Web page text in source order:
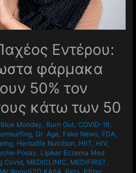
Εντέρου:
φάρμακα
50% τον
κάτω των 50
Blue Monday, Burn Out, COVID-19,
, Dr. Age, Fake News, FDA,
, Herbalife Nutrition, HIIT, HIV,
Posay, Lipikar Eczema Med
Covid, MEDICLINIC, MEDIFIRST,
Mε ΦροντίΖΩ ΚΑΛΑ, Pets, Pfizer,